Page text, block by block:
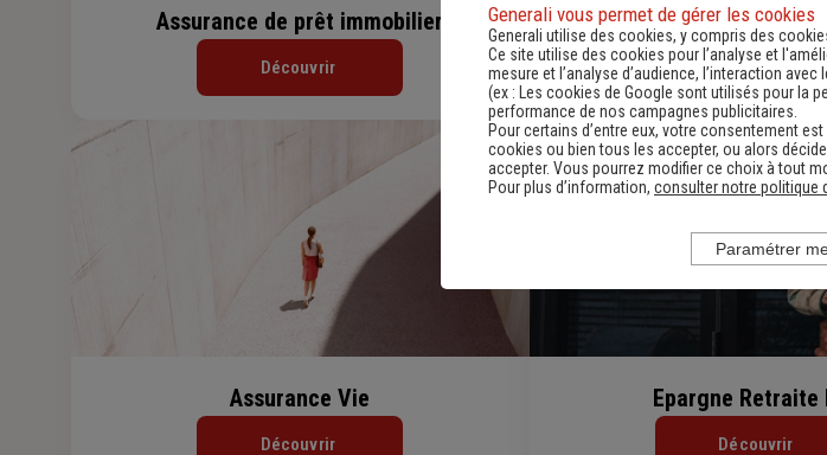
Assurance de prêt immobilier
Découvrir
Assurance
Découvrir
Assurance Vie
Découvrir
Epargne Retraite
Découvrir
Generali vous permet de gérer les cookies
Generali utilise des cookies, y compris des
Ce site utilise des cookies pour l’analyse et
mesure et l’analyse d’audience, l’interaction
(ex :
Les cookies de Google sont utilisés pour la
performance de nos campagnes publicitaires.
Pour certains d’entre eux, votre consentement
cookies ou bien tous les accepter, ou alors
accepter. Vous pourrez modifier ce choix à tout
Pour plus d’information, consulter notre politique
Paramétrer